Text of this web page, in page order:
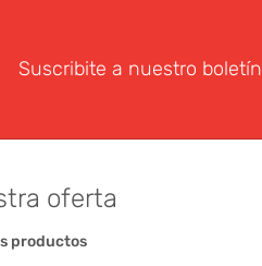
Suscribite a nuestro boletín
oferta
productos